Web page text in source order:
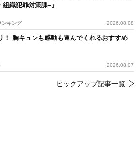
織犯罪対策課–』
ンキング 2026.08.08
！ 胸キュンも感動も運んでくれるおすすめ
2026.08.07
ピックアップ記事一覧